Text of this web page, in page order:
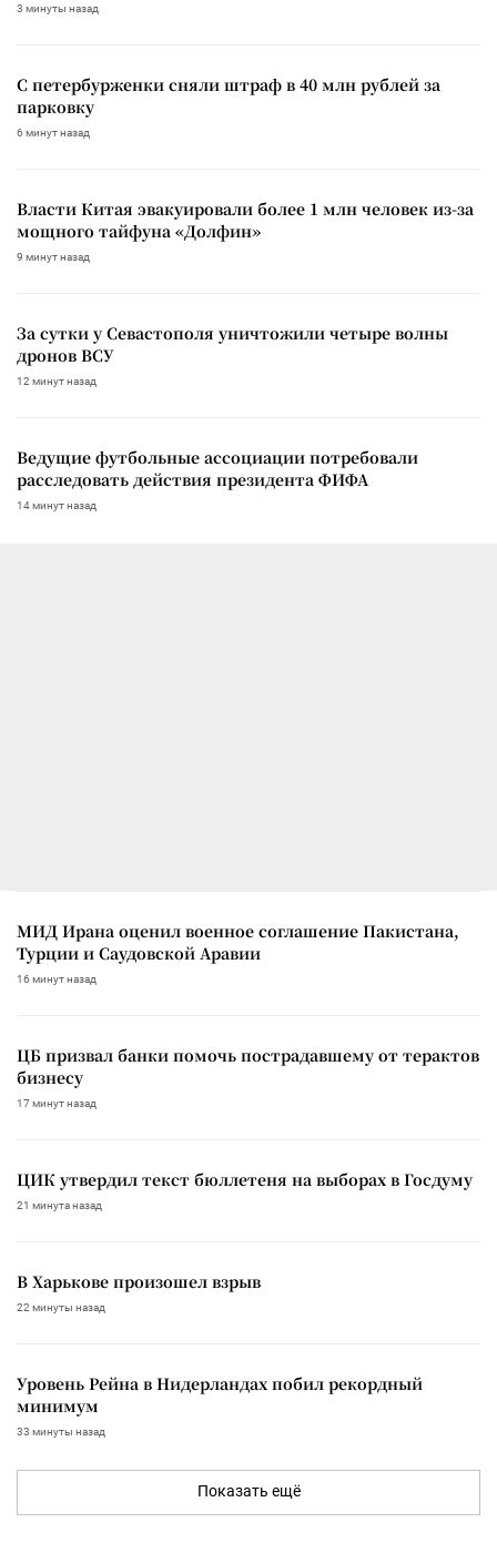
3 минуты назад
С петербурженки сняли штраф в 40 млн рублей за
парковку
6 минут назад
Власти Китая эвакуировали более 1 млн человек из-за
мощного тайфуна «Долфин»
9 минут назад
За сутки у Севастополя уничтожили четыре волны
дронов ВСУ
12 минут назад
Ведущие футбольные ассоциации потребовали
расследовать действия президента ФИФА
14 минут назад
МИД Ирана оценил военное соглашение Пакистана,
Турции и Саудовской Аравии
16 минут назад
ЦБ призвал банки помочь пострадавшему от терактов
бизнесу
17 минут назад
ЦИК утвердил текст бюллетеня на выборах в Госдуму
21 минута назад
В Харькове произошел взрыв
22 минуты назад
Уровень Рейна в Нидерландах побил рекордный
минимум
33 минуты назад
Показать ещё